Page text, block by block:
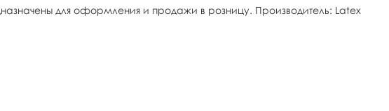
для оформления и продажи в розницу. Производитель: Latex